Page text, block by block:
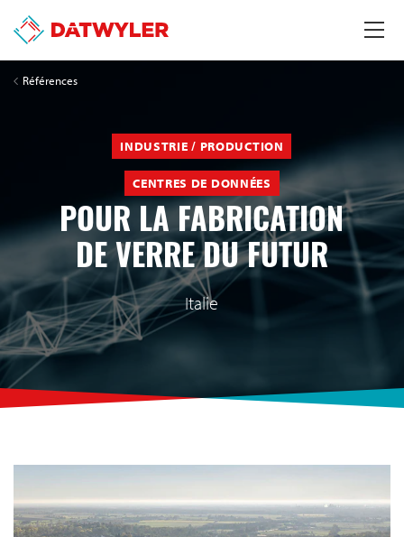
Références
INDUSTRIE / PRODUCTION
CENTRES DE DONNÉES
POUR LA FABRICATION
DE VERRE DU FUTUR
Italie